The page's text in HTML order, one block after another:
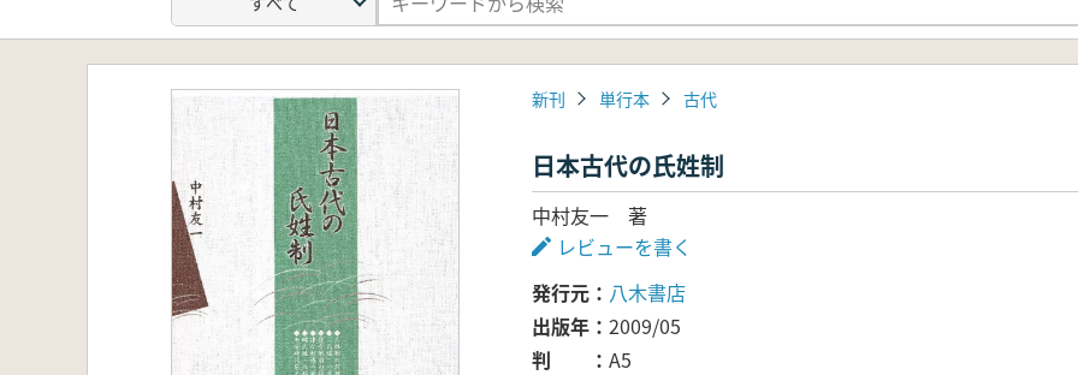
新刊 単行本 古代
日本古代の氏姓制
中村友一 著
レビューを書く
発行元
八木書店
出版年
2009/05
判
A5